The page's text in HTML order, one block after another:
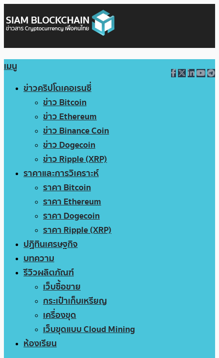
เมนู
ข่าวคริปโตเคอเรนซี่
ข่าว Bitcoin
ข่าว Ethereum
ข่าว Binance Coin
ข่าว Dogecoin
ข่าว Ripple (XRP)
ราคาและการวิเคราะห์
ราคา Bitcoin
ราคา Ethereum
ราคา Dogecoin
ราคา Ripple (XRP)
ปฏิทินเศรษฐกิจ
บทความ
รีวิวผลิตภัณฑ์
เว็บซื้อขาย
กระเป๋าเก็บเหรียญ
เครื่องขุด
เว็บขุดแบบ Cloud Mining
ห้องเรียน